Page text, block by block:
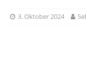
3. Oktober 2024